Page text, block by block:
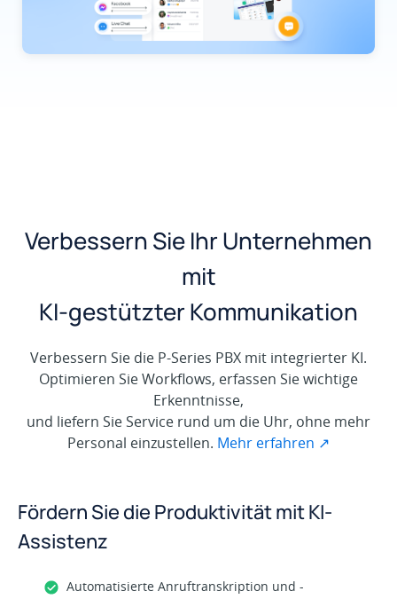
Verbessern Sie Ihr Unternehmen
mit
KI-gestützter Kommunikation
Verbessern Sie die P-Series PBX mit integrierter KI.
Optimieren Sie Workflows, erfassen Sie wichtige
Erkenntnisse,
und liefern Sie Service rund um die Uhr, ohne mehr
Personal einzustellen. Mehr erfahren ↗
Fördern Sie die Produktivität mit KI-
Assistenz
Automatisierte Anruftranskription und -